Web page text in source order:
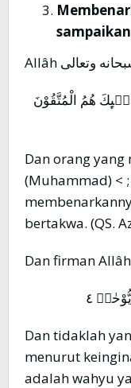
sampaikan
هُمُ الْمُتَّقُوْنَ
Dan orang
(Muhammad) <
bertakwa. (QS.
Dan tidaklah
menurut
adalah wahyu